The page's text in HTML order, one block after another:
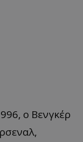
ο Βενγκέρ